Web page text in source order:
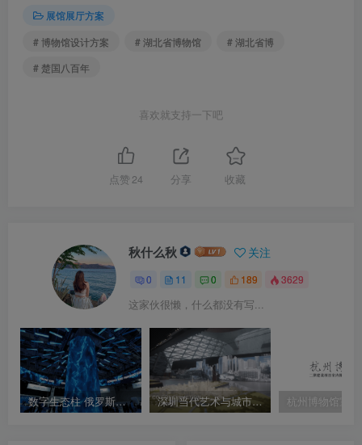
展馆展厅方案
# 博物馆设计方案
# 湖北省博物馆
# 湖北省博
# 楚国八百年
喜欢就支持一下吧
点赞 24 分享 收藏
秋什么秋 关注
0 11 0 189 3629
这家伙很懒，什么都没有写...
数字生态柱 俄罗斯大树 Transform the Atom 深圳当代艺术与城市规划馆 Shenzhen Urban Planning Museum